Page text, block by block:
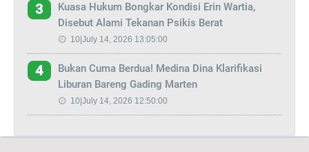
3
Kuasa Hukum Bongkar Kondisi Erin Wartia,
Disebut Alami Tekanan Psikis Berat
10|July 14, 2026 13:05:00
4
Bukan Cuma Berdua! Medina Dina Klarifikasi
Liburan Bareng Gading Marten
10|July 14, 2026 12:50:00